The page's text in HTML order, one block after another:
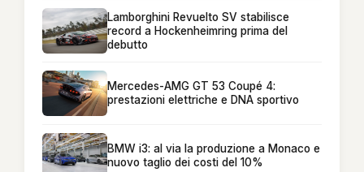
Lamborghini Revuelto SV stabilisce
record a Hockenheimring prima del
debutto
Mercedes-AMG GT 53 Coupé 4:
prestazioni elettriche e DNA sportivo
BMW i3: al via la produzione a Monaco e
nuovo taglio dei costi del 10%